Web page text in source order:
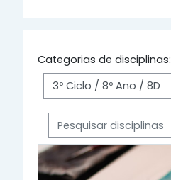
Categorias de disciplinas:
Pesquisar disciplinas